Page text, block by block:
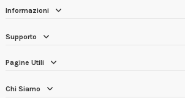
Informazioni
Supporto
Pagine Utili
Chi Siamo